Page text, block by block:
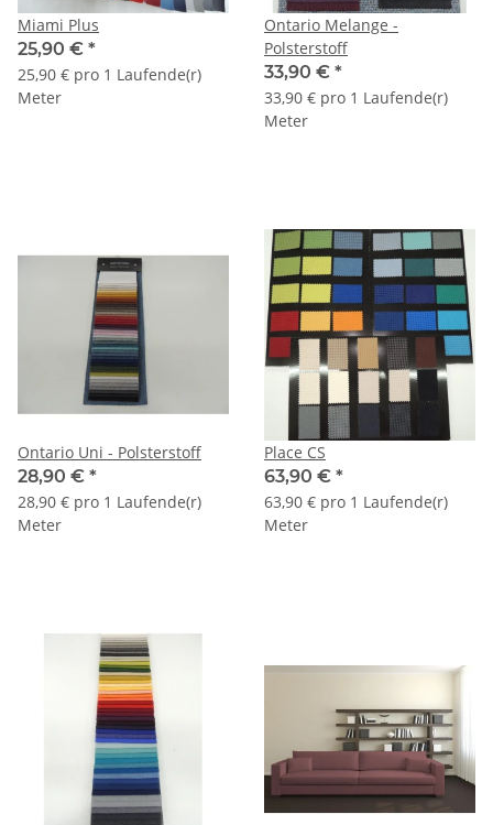
Miami Plus
25,90 € *
25,90 € pro 1 Laufende(r)
Meter
Ontario Melange -
Polsterstoff
33,90 € *
33,90 € pro 1 Laufende(r)
Meter
Ontario Uni - Polsterstoff
28,90 € *
28,90 € pro 1 Laufende(r)
Meter
Place CS
63,90 € *
63,90 € pro 1 Laufende(r)
Meter